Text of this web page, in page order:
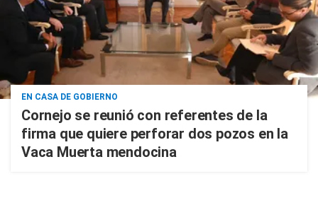
EN CASA DE GOBIERNO
Cornejo se reunió con referentes de la
firma que quiere perforar dos pozos en la
Vaca Muerta mendocina